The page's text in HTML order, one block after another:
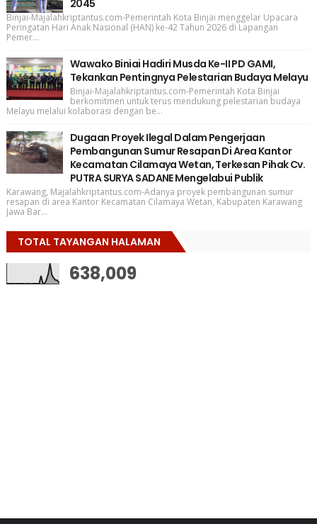
2045
Binjai-Majalahkriptantus.com-Pemerintah Kota Binjai menggelar Upacara
Peringatan Hari Anak Nasional (HAN) ke-42 Tahun 2026 di Lapangan
Pemer...
Wawako Biniai Hadiri Musda Ke-II PD GAMI,
Tekankan Pentingnya Pelestarian Budaya Melayu
Binjai-Majalahkriptantus.com-Pemerintah Kota Binjai
berkomitmen untuk terus mendukung pelestarian budaya
Melayu melalui kolaborasi dengan be...
Dugaan Proyek Ilegal Dalam Pengerjaan
Pembangunan Sumur Resapan Di Area Kantor
Kecamatan Cilamaya Wetan, Terkesan Pihak Cv.
PUTRA SURYA SADANE Mengelabui Publik
Karawang, Majalahkriptantus.com-Adanya proyek pembangunan sumur
resapan di area Kantor Kecamatan Cilamaya Wetan, Kabupaten Karawang
Jawa Bar...
TOTAL TAYANGAN HALAMAN
638,009